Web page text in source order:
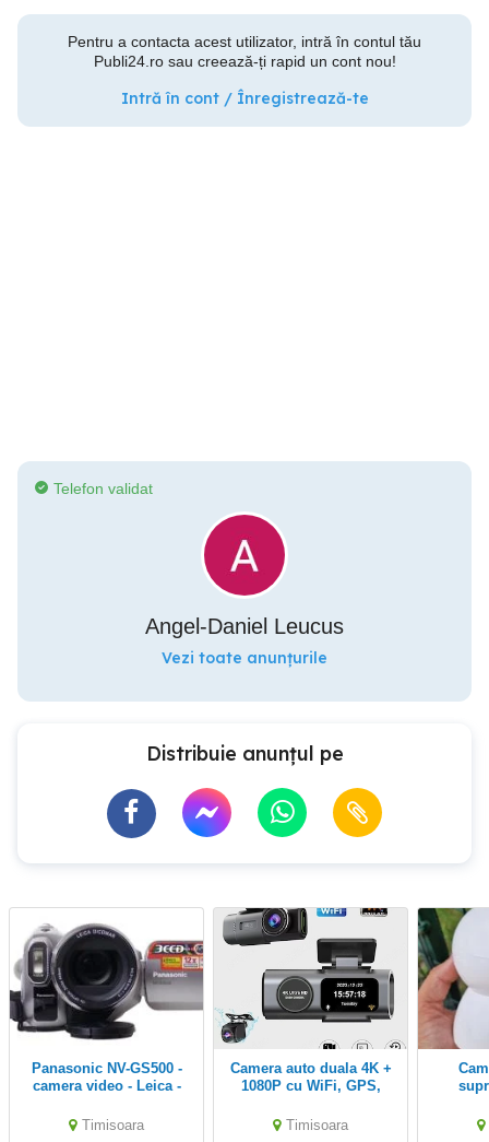
Pentru a contacta acest utilizator, intră în contul tău
Publi24.ro sau creează-ți rapid un cont nou!
Intră în cont / Înregistrează-te
Telefon validat
Angel-Daniel Leucus
Vezi toate anunțurile
Distribuie anunțul pe
Panasonic NV-GS500 -
camera video - Leica -
Timisoara
Camera auto duala 4K +
1080P cu WiFi, GPS,
Timisoara
Camera video de